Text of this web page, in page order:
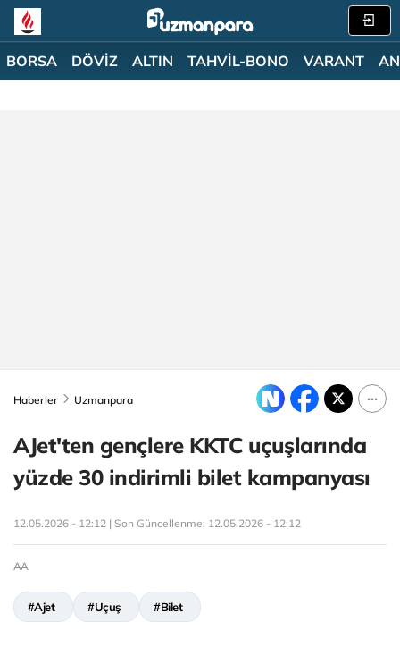
BORSA DÖVİZ ALTIN TAHVİL-BONO VARANT
Haberler Uzmanpara
AJet'ten gençlere KKTC uçuşlarında
yüzde 30 indirimli bilet kampanyası
12.05.2026 - 12:12 | Son Güncellenme: 12.05.2026 - 12:12
AA
#Ajet #Uçuş #Bilet